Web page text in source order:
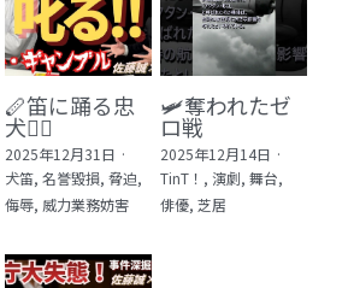
🪈笛に踊る忠
犬🐕‍🦺
2025年12月31日 ·
犬笛, 名誉毀損, 脅迫,
侮辱, 威力業務妨害
🛩️奪われたゼ
ロ戦
2025年12月14日 ·
TinT！, 演劇, 舞台,
俳優, 芝居